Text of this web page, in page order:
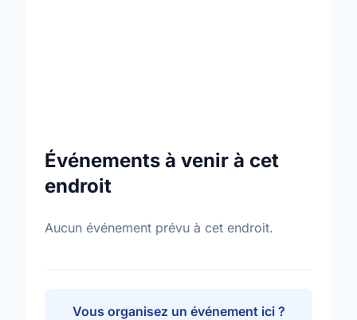
Événements à venir à cet
endroit
Aucun événement prévu à cet endroit.
Vous organisez un événement ici ?